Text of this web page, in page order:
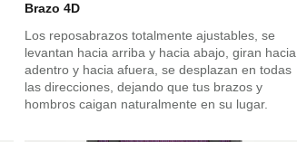
Brazo 4D
Los reposabrazos totalmente ajustables, se
levantan hacia arriba y hacia abajo, giran hacia
adentro y hacia afuera, se desplazan en todas
las direcciones, dejando que tus brazos y
hombros caigan naturalmente en su lugar.